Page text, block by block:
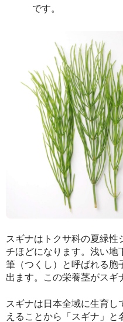
です。
スギナはトクサ科の夏緑性
チほどになります。浅い地
筆（つくし）と呼ばれる胞
出ます。この栄養茎がスギ
スギナは日本全域に生育し
えることから「スギナ」と